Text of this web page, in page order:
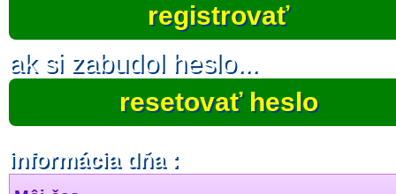
registrovať
ak si zabudol heslo...
resetovať heslo
informácia dňa :